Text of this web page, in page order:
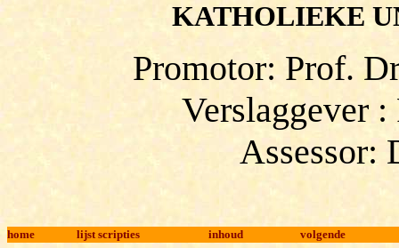
KATHOLIEKE
Promotor: Prof.
Verslaggever
Assessor:
home lijst scripties inhoud volgende